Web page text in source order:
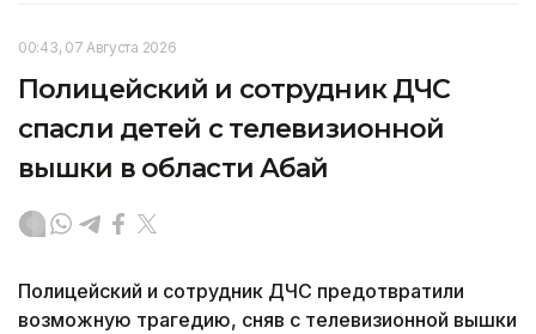
00:43, 07 Августа 2026
Полицейский и сотрудник ДЧС
спасли детей с телевизионной
вышки в области Абай
Полицейский и сотрудник ДЧС предотвратили
возможную трагедию, сняв с телевизионной вышки